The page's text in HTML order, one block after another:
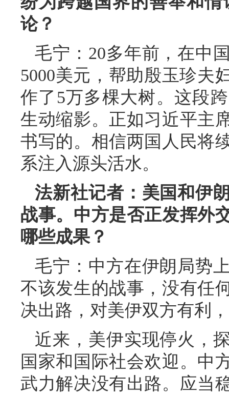
论？
毛宁：20多年前，在中
5000美元，帮助殷玉珍夫
作了5万多棵大树。这段
生动缩影。正如习近平主
书写的。相信两国人民将
系注入源头活水。
法新社记者：美国和伊
战事。中方是否正发挥外
哪些成果？
毛宁：中方在伊朗局势
不该发生的战事，没有任
决出路，对美伊双方有利
近来，美伊实现停火，
国家和国际社会欢迎。中
武力解决没有出路。应当